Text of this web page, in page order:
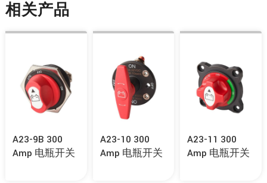
相关产品
A23-9B 300
Amp 电瓶开关
A23-10 300
Amp 电瓶开关
A23-11 300
Amp 电瓶开关